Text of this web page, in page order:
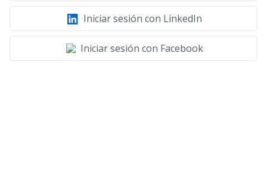
Iniciar sesión con LinkedIn
Iniciar sesión con Facebook